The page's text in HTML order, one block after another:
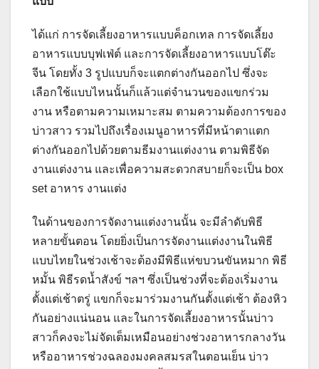
ได้แก่ การจัดเลี้ยงอาหารแบบค็อกเทล การจัดเลี้ยง
อาหารแบบบุฟเฟ่ต์ และการจัดเลี้ยงอาหารแบบโต๊ะ
จีน โดยทั้ง 3 รูปแบบก็จะแตกต่างกันออกไป ซึ่งจะ
เลือกใช้แบบไหนนั้นก็แล้วแต่จำนวนของแขกร่วม
งาน หรือตามความเหมาะสม ตามความต้องการของ
บ่าวสาว รวมไปถึงเรื่องเมนูอาหารที่มีหน้าตาแตก
ต่างกันออกไปด้วยตามธีมงานแต่งงาน ตามพิธีจัด
งานแต่งงาน และเพื่อความสะดวกสบายก็จะเป็น box
set อาหาร งานแต่ง
ในด้านของการจัดงานแต่งงานนั้น จะมีลำดับพิธี
หลายขั้นตอน โดยยิ่งเป็นการจัดงานแต่งงานในพิธี
แบบไทยในช่วงเช้าจะต้องมีพิธีแห่ขบวนขันหมาก พิธี
หมั้น พิธีรดน้ำสังข์ ฯลฯ ซึ่งเป็นช่วงที่จะต้องเริ่มงาน
ตั้งแต่เช้าตรู่ แขกก็จะมาร่วมงานกันตั้งแต่เช้า ต้องหิว
กันอย่างแน่นอน และในการจัดเลี้ยงอาหารนั้นบ่าว
สาวก็คงจะไม่จัดเต็มเหมือนอย่างช่วงอาหารกลางวัน
หรืออาหารช่วงฉลองมงคลสมรสในตอนเย็น บ่าว